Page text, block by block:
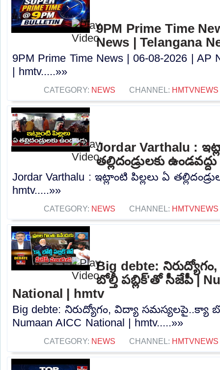
9PM Prime Time
News | Telangana
9PM Prime Time News | 06-08-2026 | AP
| hmtv.....»»
CATEGORY: NEWS CHANNEL: HMTVNEWS
Jordar Varthalu :
తల్లిదండ్రులకు
Jordar Varthalu : ఇట్లాంటి పిల్లలు ఏ
hmtv.....»»
CATEGORY: NEWS CHANNEL: HMTVNEWS
Big debte:
బోల్తీ పబ్లిక్'తో సీజేపీ |
National | hmtv
Big debte: నిరుద్యోగం, విద్యా సమస్యలపై..క్యా
Numaan AICC National | hmtv.....»»
CATEGORY: NEWS CHANNEL: HMTVNEWS